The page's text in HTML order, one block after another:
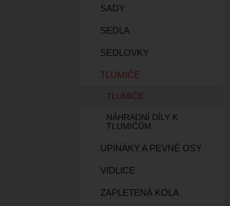
SADY
SEDLA
SEDLOVKY
TLUMIČE
TLUMIČE
NÁHRADNÍ DÍLY K
TLUMIČŮM
UPÍNÁKY A PEVNÉ OSY
VIDLICE
ZAPLETENÁ KOLA